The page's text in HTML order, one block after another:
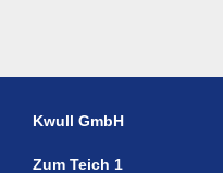
Kwull GmbH
Zum Teich 1